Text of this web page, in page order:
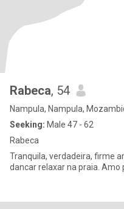
Rabeca, 54
Nampula, Nampula,
Seeking: Male 47 - 62
Rabeca
Tranquila, verdadeira, firme
dancar relaxar na